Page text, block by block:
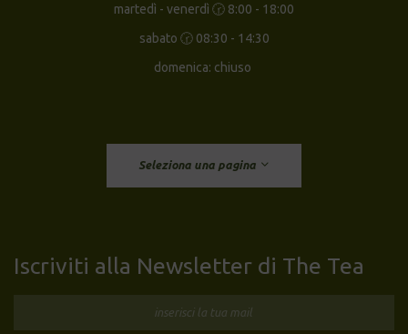
martedì - venerdì 🕝 8:00 - 18:00
sabato 🕝 08:30 - 14:30
domenica: chiuso
Seleziona una pagina
Iscriviti alla Newsletter di The Tea